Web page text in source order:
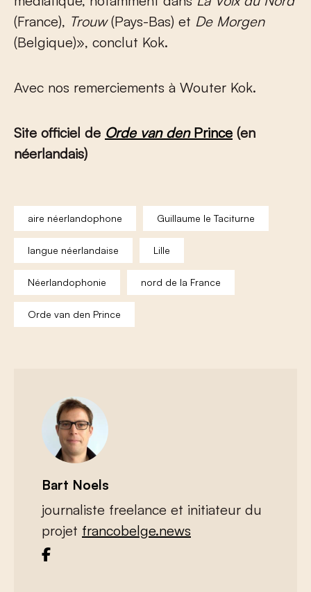
(France), Trouw(Pays-Bas) et De Morgen
(Belgique)», conclut Kok.
Avec nos remerciements à Wouter Kok.
Site officiel de Orde van denPrince (en
néerlandais)
aire néerlandophone Guillaume le Taciturne
langue néerlandaise Lille
Néerlandophonie nord de la France
Orde van den Prince
Bart Noels
journaliste freelance et initiateur du
projet francobelge.news